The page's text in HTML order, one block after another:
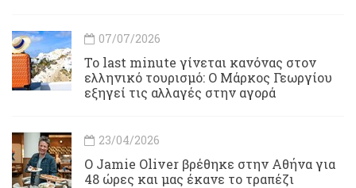
07/07/2026
Το last minute γίνεται κανόνας στον
ελληνικό τουρισμό: Ο Μάρκος Γεωργίου
εξηγεί τις αλλαγές στην αγορά
23/04/2026
Ο Jamie Oliver βρέθηκε στην Αθήνα για
48 ώρες και μας έκανε το τραπέζι